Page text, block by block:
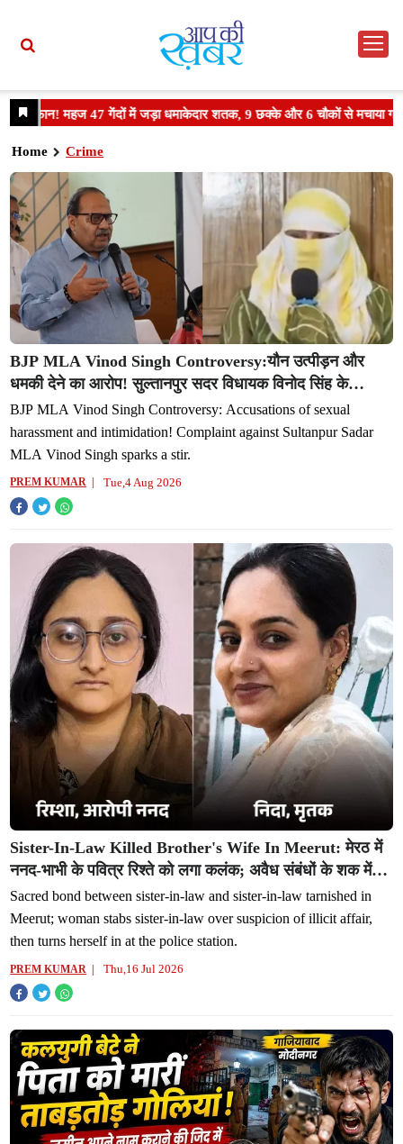
Home Crime
BJP MLA Vinod Singh Controversy:यौन उत्पीड़न और
धमकी देने का आरोप! सुल्तानपुर सदर विधायक विनोद सिंह के
खिलाफ शिकायत से मचा हड़कंप
BJP MLA Vinod Singh Controversy: Accusations of sexual
harassment and intimidation! Complaint against Sultanpur Sadar
MLA Vinod Singh sparks a stir.
PREM KUMAR Tue,4 Aug 2026
Sister-In-Law Killed Brother's Wife In Meerut: मेरठ में
ननद-भाभी के पवित्र रिश्ते को लगा कलंक; अवैध संबंधों के शक में
भाभी को चाकू से गोदा, फिर खुद थाने पहुंची आरोपी
Sacred bond between sister-in-law and sister-in-law tarnished in
Meerut; woman stabs sister-in-law over suspicion of illicit affair,
then turns herself in at the police station.
PREM KUMAR Thu,16 Jul 2026